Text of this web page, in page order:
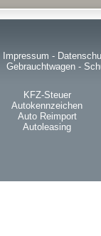
Impressum -
Gebrauchtwagen -
KFZ-Steuer
Autokennzeichen
Auto Reimport
Autoleasing